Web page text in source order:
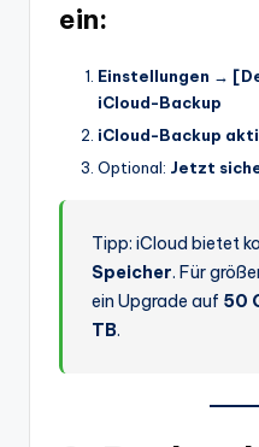
ein:
Einstellungen →
iCloud-Backup
iCloud-Backup
Optional: Jetzt
Tipp: iCloud bietet
Speicher. Für
ein Upgrade auf 50
TB.